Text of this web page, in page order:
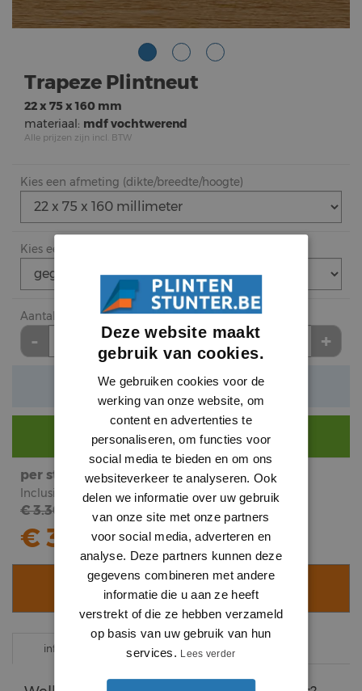
Trapeze Plintneut
22 x 75 x 160 mm
materiaal: mdf vochtwerend
Alle prijzen zijn incl. BTW
Kies een afmeting (dikte/breedte/hoogte)
Kies een afwerking (
Aantal stuk bestellen
- stuk +
Verwachte levertijd: 3 tot 5 werkdagen
Nog €290voor gratis bezorging.
per stuk
Inclusief BTW
€ 3.30
€ 3.22
subtotaal
Inclusief BTW
€3. 22
VOEG TOE AAN WINKELWAGEN
informatie specificaties
Deze website maakt
gebruik van cookies.
We gebruiken cookies voor de
werking van onze website, om
content en advertenties te
personaliseren, om functies voor
social media te bieden en om ons
websiteverkeer te analyseren. Ook
delen we informatie over uw gebruik
van onze site met onze partners
voor social media, adverteren en
analyse. Deze partners kunnen deze
gegevens combineren met andere
informatie die u aan ze heeft
verstrekt of die ze hebben verzameld
op basis van uw gebruik van hun
services. Lees verder